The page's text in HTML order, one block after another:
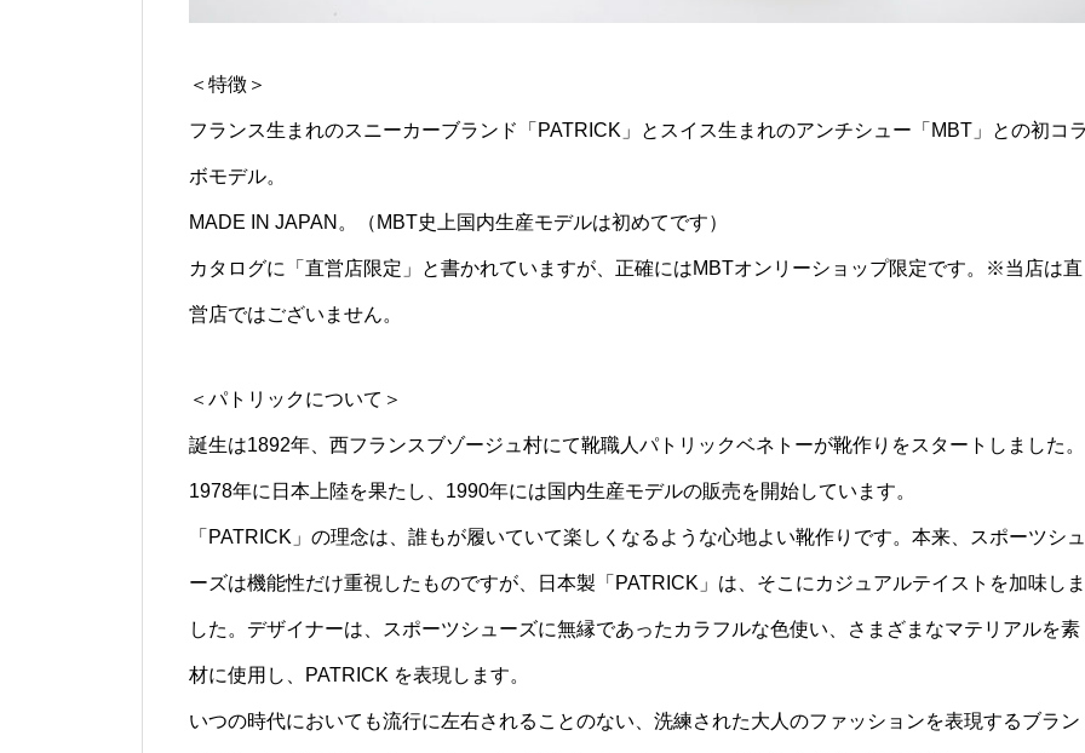
＜特徴＞
フランス生まれのスニーカーブランド「PATRICK」とスイス生まれのアンチシュー「MBT」との初コ
ボモデル。
MADE IN JAPAN。（MBT史上国内生産モデルは初めてです）
カタログに「直営店限定」と書かれていますが、正確にはMBTオンリーショップ限定です。※当店は直
営店ではございません。
＜パトリックについて＞
誕生は1892年、西フランスブゾージュ村にて靴職人パトリックベネトーが靴作りをスタートしました。
1978年に日本上陸を果たし、1990年には国内生産モデルの販売を開始しています。
「PATRICK」の理念は、誰もが履いていて楽しくなるような心地よい靴作りです。本来、スポーツシュ
ーズは機能性だけ重視したものですが、日本製「PATRICK」は、そこにカジュアルテイストを加味しま
した。デザイナーは、スポーツシューズに無縁であったカラフルな色使い、さまざまなマテリアルを素
材に使用し、PATRICK を表現します。
いつの時代においても流行に左右されることのない、洗練された大人のファッションを表現するブラン